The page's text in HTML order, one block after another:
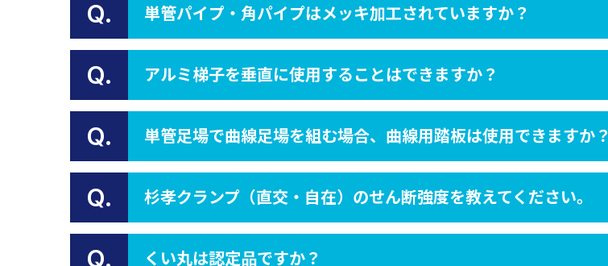
Q. 単管パイプ・角パイプはメッキ加工されていますか？
Q. アルミ梯子を垂直に使用することはできますか？
Q. 単管足場で曲線足場を組む場合、曲線用踏板は使用できますか？
Q. 杉孝クランプ（直交・自在）のせん断強度を教えてください。
Q. くい丸は認定品ですか？